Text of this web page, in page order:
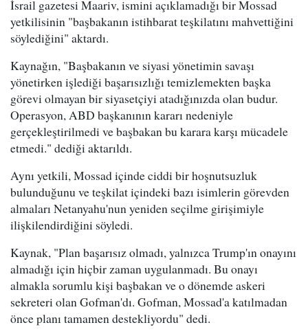
İsrail gazetesi Maariv, ismini açıklamadığı bir Mossad
yetkilisinin "başbakanın istihbarat teşkilatını mahvettiğini
söylediğini" aktardı.
Kaynağın, "Başbakanın ve siyasi yönetimin savaşı
yönetirken işlediği başarısızlığı temizlemekten başka
görevi olmayan bir siyasetçiyi atadığınızda olan budur.
Operasyon, ABD başkanının kararı nedeniyle
gerçekleştirilmedi ve başbakan bu karara karşı mücadele
etmedi." dediği aktarıldı.
Aynı yetkili, Mossad içinde ciddi bir hoşnutsuzluk
bulunduğunu ve teşkilat içindeki bazı isimlerin görevden
almaları Netanyahu'nun yeniden seçilme girişimiyle
ilişkilendirdiğini söyledi.
Kaynak, "Plan başarısız olmadı, yalnızca Trump'ın onayını
almadığı için hiçbir zaman uygulanmadı. Bu onayı
almakla sorumlu kişi başbakan ve o dönemde askeri
sekreteri olan Gofman'dı. Gofman, Mossad'a katılmadan
önce planı tamamen destekliyordu" dedi.